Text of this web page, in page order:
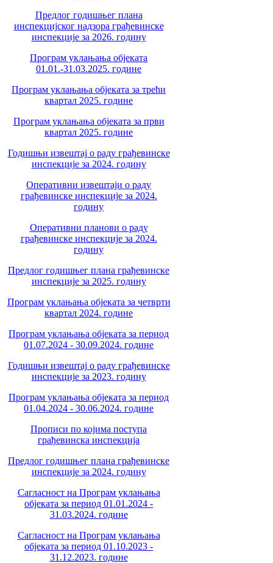
Предлог годишњег плана
инспекцијског надзора грађевинске
инспекције за 2026. годину
Програм уклањања објеката
01.01.-31.03.2025. године
Програм уклањања објеката за трећи
квартал 2025. године
Програм уклањања објеката за први
квартал 2025. године
Годишњи извештај о раду грађевинске
инспекције за 2024. годину
Оперативни извештаји о раду
грађевинске инспекције за 2024.
годину
Оперативни планови о раду
грађевинске инспекције за 2024.
годину
Предлог годишњег плана грађевинске
инспекције за 2025. годину
Програм уклањања објеката за четврти
квартал 2024. године
Програм уклањања објеката за период
01.07.2024 - 30.09.2024. године
Годишњи извештај о раду грађевинске
инспекције за 2023. годину
Програм уклањања објеката за период
01.04.2024 - 30.06.2024. године
Прописи по којима поступа
грађевинска инспекција
Предлог годишњег плана грађевинске
инспекције за 2024. годину
Сагласност на Програм уклањања
објеката за период 01.01.2024 -
31.03.2024. године
Сагласност на Програм уклањања
објеката за период 01.10.2023 -
31.12.2023. године